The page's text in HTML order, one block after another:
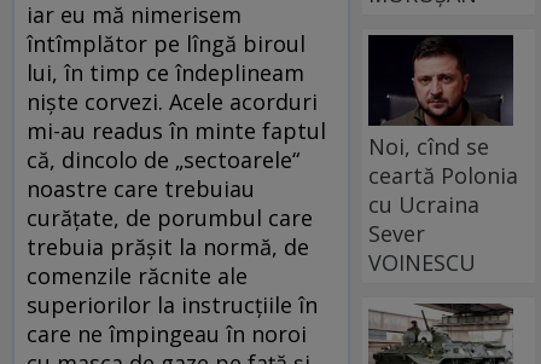
iar eu mă nimerisem
întîmplător pe lîngă biroul
lui, în timp ce îndeplineam
niște corvezi. Acele acorduri
mi-au readus în minte faptul
că, dincolo de „sectoarele“
noastre care trebuiau
curățate, de porumbul care
trebuia prășit la normă, de
comenzile răcnite ale
superiorilor la instrucțiile în
care ne împingeau în noroi
Noi, cînd se
ceartă Polonia
cu Ucraina
Sever
VOINESCU